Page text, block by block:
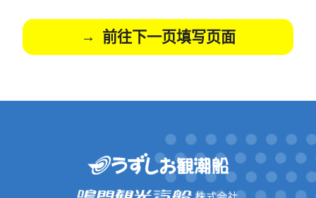
前往下一页填写页面